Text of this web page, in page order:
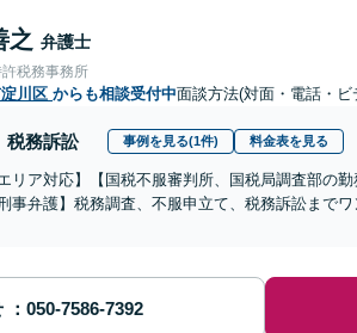
之 弁護士
税務事務所
川区 からも相談受付中面談方法(対面・電話・
税務訴訟 事例を見る(1件) 料金表を見る
エリア対応】【国税不服審判所、国税局調査部の
事弁護】税務調査、不服申立て、税務訴訟まで